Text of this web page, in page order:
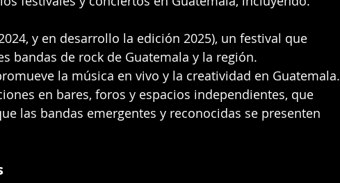
y en desarrollo la edición 2025), un festival que
bandas de rock de Guatemala y la región.
la música en vivo y la creatividad en Guatemala.
en bares, foros y espacios independientes, que
las bandas emergentes y reconocidas se presenten